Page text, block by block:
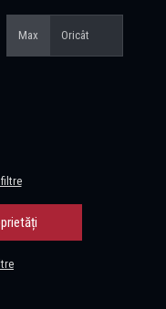
Max